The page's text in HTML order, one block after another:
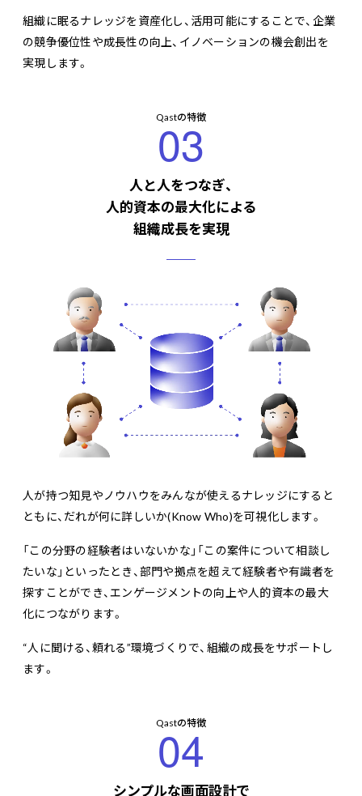
組織に眠るナレッジを資産化し、活用可能にすることで、企業
の競争優位性や成長性の向上、イノベーションの機会創出を
実現します。
Qastの特徴
03
人と人をつなぎ、
人的資本の最大化による
組織成長を実現
人が持つ知見やノウハウをみんなが使えるナレッジにすると
ともに、だれが何に詳しいか(Know Who)を可視化します。
「この分野の経験者はいないかな」「この案件について相談し
たいな」といったとき、部門や拠点を超えて経験者や有識者を
探すことができ、エンゲージメントの向上や人的資本の最大
化につながります。
“人に聞ける、頼れる”環境づくりで、組織の成長をサポートし
ます。
Qastの特徴
04
シンプルな画面設計で